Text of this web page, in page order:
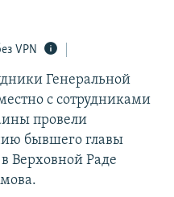
СОПРОТИВЛЕНИЯ
VPN
Генеральной
с сотрудниками
провели
бывшего главы
Верховной Раде